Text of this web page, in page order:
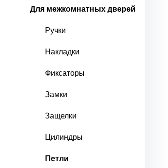
Для межкомнатных дверей
Ручки
Накладки
Фиксаторы
Замки
Защелки
Цилиндры
Петли